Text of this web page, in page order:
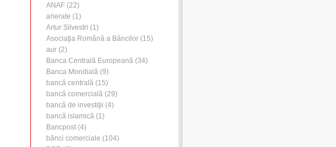
ANAF (22)
arierate (1)
Artur Silvestri (1)
Asociaţia Română a Băncilor (15)
aur (2)
Banca Centrală Europeană (34)
Banca Mondială (9)
bancă centrală (15)
bancă comercială (29)
bancă de investiţii (4)
bancă islamică (1)
Bancpost (4)
bănci comerciale (104)